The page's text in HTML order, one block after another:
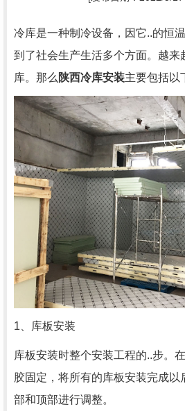
冷库是一种制冷设备，因它..的恒
到了社会生产生活多个方面。越来
库。那么 陕西冷库安装主要包括以
1、库板安装
库板安装时整个安装工程的..步。
胶固定，将所有的库板安装完成以
部和顶部进行调整。